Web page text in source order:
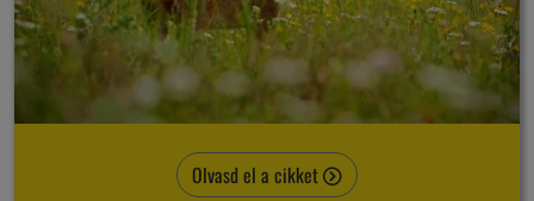
Olvasd el a cikket